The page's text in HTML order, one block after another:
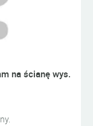
na ścianę wys.